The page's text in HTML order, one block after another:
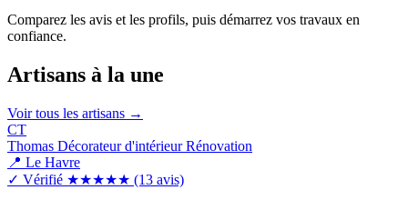
Comparez les avis et les profils, puis démarrez vos travaux en
confiance.
Artisans à la une
Voir tous les artisans →
CT
Thomas Décorateur d'intérieur Rénovation
📍 Le Havre
✓ Vérifié ★★★★★ (13 avis)